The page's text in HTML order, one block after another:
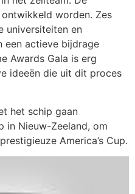
worden. Zes
universiteiten en
een actieve bijdrage
Awards Gala is erg
ideeën die uit dit proces
het schip gaan
in Nieuw-Zeeland, om
America’s Cup.